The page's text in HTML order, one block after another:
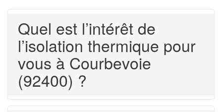
Quel est l’intérêt de
l’isolation thermique pour
vous à Courbevoie
(92400) ?